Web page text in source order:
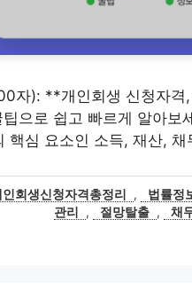
자): **개인회생 신청자격
팁으로 쉽고 빠르게 알
핵심 요소인 소득, 재산,
인회생신청자격총정리 , 법률정
관리
, 절망탈출 , 채